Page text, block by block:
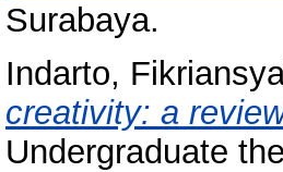
Surabaya.
Indarto,
creativity: a
Undergraduate